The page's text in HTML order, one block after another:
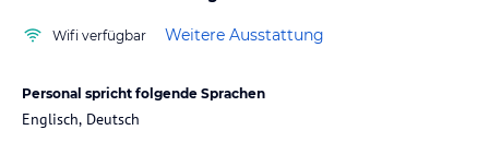
Wifi verfügbar Weitere Ausstattung
Personal spricht folgende Sprachen
Englisch, Deutsch